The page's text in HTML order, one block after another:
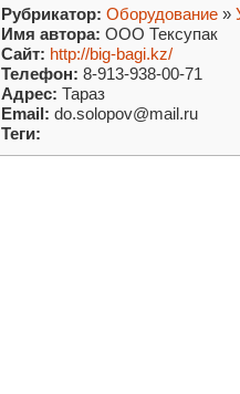
Рубрикатор: Оборудование »
Имя автора: ООО Тексупак
Сайт: http://big-bagi.kz/
Телефон: 8-913-938-00-71
Адрес: Тараз
Email: do.solopov@mail.ru
Теги: